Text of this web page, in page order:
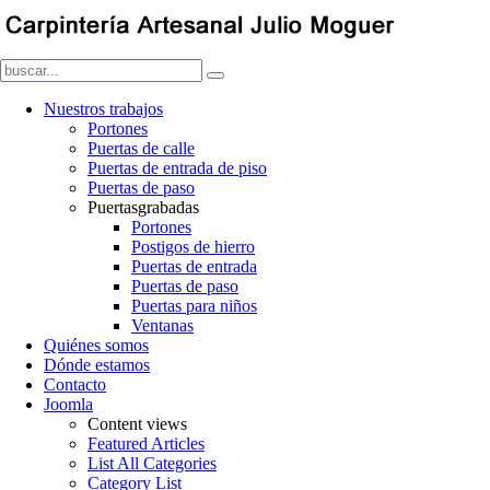
Nuestros trabajos
Portones
Puertas de calle
Puertas de entrada de piso
Puertas de paso
Puertasgrabadas
Portones
Postigos de hierro
Puertas de entrada
Puertas de paso
Puertas para niños
Ventanas
Quiénes somos
Dónde estamos
Contacto
Joomla
Content views
Featured Articles
List All Categories
Category List